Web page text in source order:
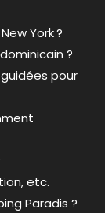
York ?
?
pour
etc.
Paradis ?